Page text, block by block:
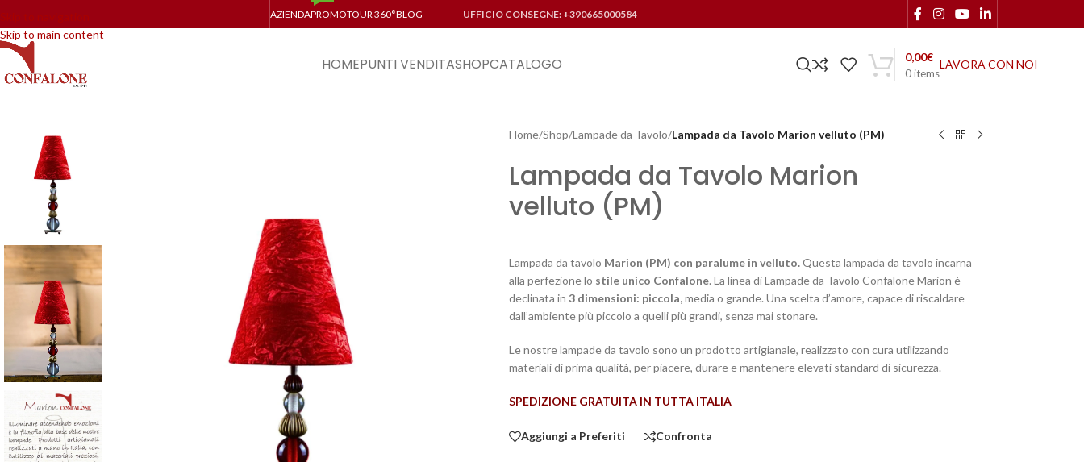
Skip to main content
AZIENDAPROMOTOUR 360°BLOG UFFICIO CONSEGNE: +390665000584
HOMEPUNTI VENDITASHOPCATALOGO 0items
0,00€
LAVORA CON NOI
Home/Shop/Lampade da Tavolo/Lampada da Tavolo Marion velluto (PM)
Lampada da Tavolo Marion
velluto (PM)
Lampada da tavolo Marion (PM) con paralume in velluto.Questa lampada da tavolo incarna
alla perfezione lo stile unico Confalone. La linea di Lampade da Tavolo Confalone Marion è
declinata in 3 dimensioni: piccola,media o grande. Una scelta d’amore, capace di riscaldare
dall’ambiente più piccolo a quelli più grandi, senza mai stonare.
Le nostre lampade da tavolo sono un prodotto artigianale, realizzato con cura utilizzando
materiali di prima qualità, per piacere, durare e mantenere elevati standard di sicurezza.
SPEDIZIONE GRATUITA IN TUTTA ITALIA
Aggiungi a Preferiti Confronta